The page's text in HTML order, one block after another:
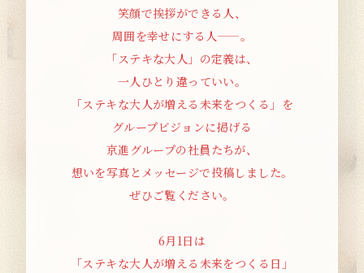
笑顔で挨拶ができる人、
周囲を幸せにする人——。
「ステキな大人」の定義は、
一人ひとり違っていい。
「ステキな大人が増える未来をつくる」を
グループビジョンに掲げる
京進グループの社員たちが、
想いを写真とメッセージで投稿しました。
ぜひご覧ください。
6月1日は
「ステキな大人が増える未来をつくる日」